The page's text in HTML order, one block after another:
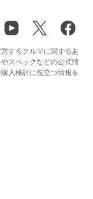
するクルマに関するあ
スペックなどの公式情
入検討に役立つ情報を